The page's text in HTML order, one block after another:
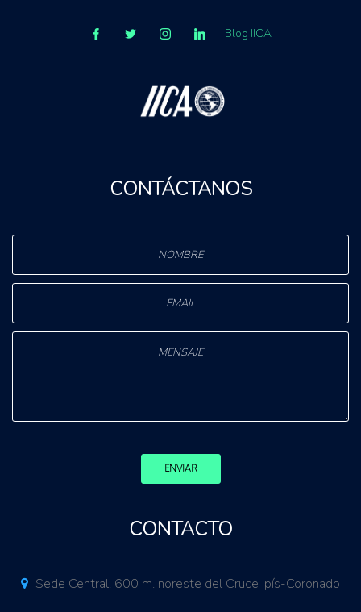
Blog IICA
CONTÁCTANOS
ENVIAR
CONTACTO
Sede Central. 600 m. noreste del Cruce Ipís-Coronado